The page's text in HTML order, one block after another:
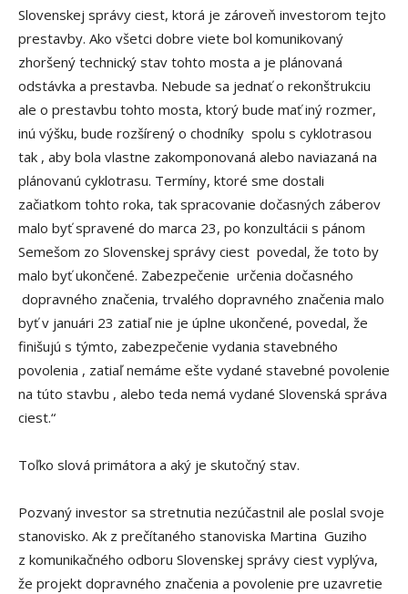
Slovenskej správy ciest, ktorá je zároveň investorom tejto
prestavby. Ako všetci dobre viete bol komunikovaný
zhoršený technický stav tohto mosta a je plánovaná
odstávka a prestavba. Nebude sa jednať o rekonštrukciu
ale o prestavbu tohto mosta, ktorý bude mať iný rozmer,
inú výšku, bude rozšírený o chodníky spolu s cyklotrasou
tak , aby bola vlastne zakomponovaná alebo naviazaná na
plánovanú cyklotrasu. Termíny, ktoré sme dostali
začiatkom tohto roka, tak spracovanie dočasných záberov
malo byť spravené do marca 23, po konzultácii s pánom
Semešom zo Slovenskej správy ciest povedal, že toto by
malo byť ukončené. Zabezpečenie určenia dočasného
dopravného značenia, trvalého dopravného značenia malo
byť v januári 23 zatiaľ nie je úplne ukončené, povedal, že
finišujú s týmto, zabezpečenie vydania stavebného
povolenia , zatiaľ nemáme ešte vydané stavebné povolenie
na túto stavbu , alebo teda nemá vydané Slovenská správa
ciest.“
Toľko slová primátora a aký je skutočný stav.
Pozvaný investor sa stretnutia nezúčastnil ale poslal svoje
stanovisko. Ak z prečítaného stanoviska Martina Guziho
z komunikačného odboru Slovenskej správy ciest vyplýva,
že projekt dopravného značenia a povolenie pre uzavretie